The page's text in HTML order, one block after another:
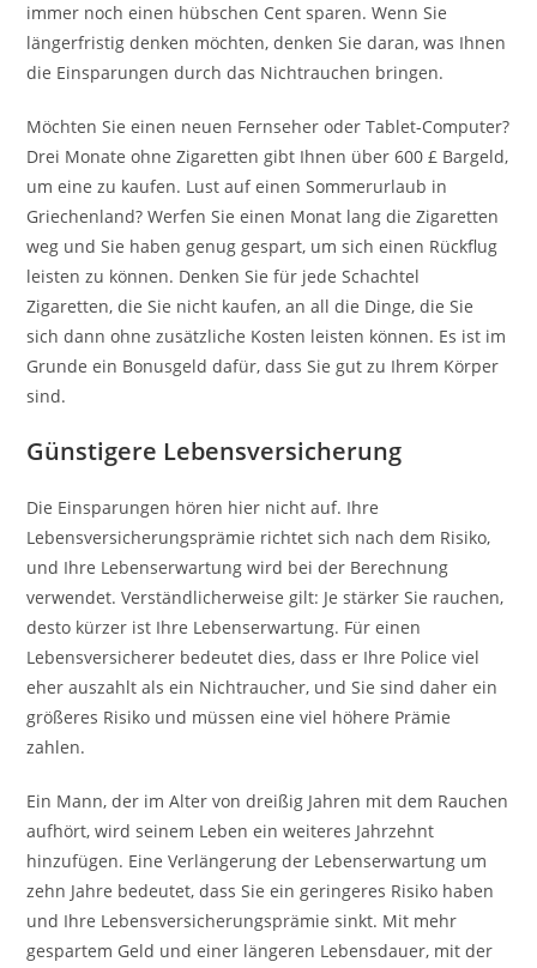
immer noch einen hübschen Cent sparen. Wenn Sie
längerfristig denken möchten, denken Sie daran, was Ihnen
die Einsparungen durch das Nichtrauchen bringen.
Möchten Sie einen neuen Fernseher oder Tablet-Computer?
Drei Monate ohne Zigaretten gibt Ihnen über 600 £ Bargeld,
um eine zu kaufen. Lust auf einen Sommerurlaub in
Griechenland? Werfen Sie einen Monat lang die Zigaretten
weg und Sie haben genug gespart, um sich einen Rückflug
leisten zu können. Denken Sie für jede Schachtel
Zigaretten, die Sie nicht kaufen, an all die Dinge, die Sie
sich dann ohne zusätzliche Kosten leisten können. Es ist im
Grunde ein Bonusgeld dafür, dass Sie gut zu Ihrem Körper
sind.
Günstigere Lebensversicherung
Die Einsparungen hören hier nicht auf. Ihre
Lebensversicherungsprämie richtet sich nach dem Risiko,
und Ihre Lebenserwartung wird bei der Berechnung
verwendet. Verständlicherweise gilt: Je stärker Sie rauchen,
desto kürzer ist Ihre Lebenserwartung. Für einen
Lebensversicherer bedeutet dies, dass er Ihre Police viel
eher auszahlt als ein Nichtraucher, und Sie sind daher ein
größeres Risiko und müssen eine viel höhere Prämie
zahlen.
Ein Mann, der im Alter von dreißig Jahren mit dem Rauchen
aufhört, wird seinem Leben ein weiteres Jahrzehnt
hinzufügen. Eine Verlängerung der Lebenserwartung um
zehn Jahre bedeutet, dass Sie ein geringeres Risiko haben
und Ihre Lebensversicherungsprämie sinkt. Mit mehr
gespartem Geld und einer längeren Lebensdauer, mit der